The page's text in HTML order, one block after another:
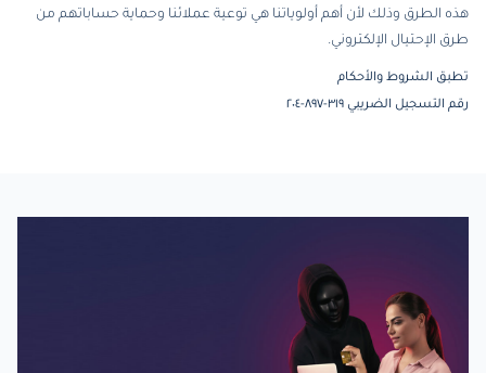
هذه الطرق وذلك لأن أهم أولوياتنا هي توعية عملائنا وحماية حساباتهم من
طرق الإحتيال الإلكتروني.
تطبق الشروط والأحكام
رقم التسجيل الضريبي ٣١٩-٨٩٧-٢٠٤